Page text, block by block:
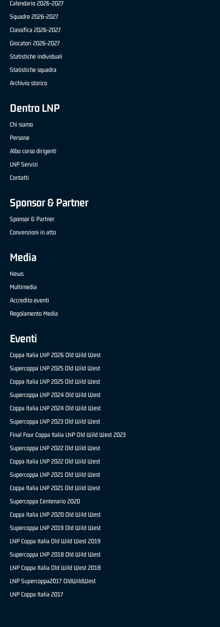
Calendario 2026-2027
Squadre 2026-2027
Classifica 2026-2027
Giocatori 2026-2027
Statistiche individuali
Statistiche squadra
Archivio storico
Dentro LNP
Chi siamo
Persone
Albo corso dirigenti
LNP Servizi
Contatti
Sponsor & Partner
Sponsor & Partner
Convenzioni in atto
Media
News
Multimedia
Accredito eventi
Regolamento Media
Eventi
Coppa Italia LNP 2026 Old Wild West
Supercoppa LNP 2025 Old Wild West
Coppa Italia LNP 2025 Old Wild West
Supercoppa LNP 2024 Old Wild West
Coppa Italia LNP 2024 Old Wild West
Supercoppa LNP 2023 Old Wild West
Final Four Coppa Italia LNP Old Wild West 2023
Supercoppa LNP 2022 Old Wild West
Coppa Italia LNP 2022 Old Wild West
Supercoppa LNP 2021 Old Wild West
Coppa Italia LNP 2021 Old Wild West
Supercoppa Centenario 2020
Coppa Italia LNP 2020 Old Wild West
Supercoppa LNP 2019 Old Wild West
LNP Coppa Italia Old Wild West 2019
Supercoppa LNP 2018 Old Wild West
LNP Coppa Italia Old Wild West 2018
LNP Supercoppa2017 OldWildWest
LNP Coppa Italia 2017